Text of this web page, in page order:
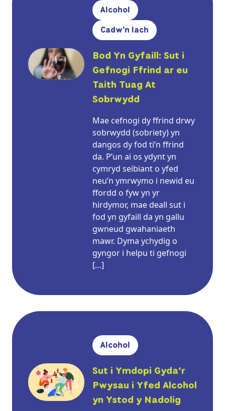
Alcohol
Cadw'n Iach
Bod Yn Gyfaill: Sut i
Gefnogi Ffrind ar eu
Taith Tuag At
Sobrwydd
Mae cefnogi dy ffrind drwy
sobrwydd (sobriety) yn
dangos dy fod ti’n ffrind
da. P’un ai os ydynt yn
cymryd seibiant o yfed
neu’n ymrwymo i newid eu
ffordd o fyw yn yr
hirdymor, mae deall sut i
fod yn gyfaill da yn gallu
gwneud gwahaniaeth
mawr. Dyma ychydig o
gyngor i helpu ti gefnogi
[…]
Alcohol
Sut i Ymdopi Gyda’r
Pwysau i Yfed Alcohol
yn Ystod y Nadolig